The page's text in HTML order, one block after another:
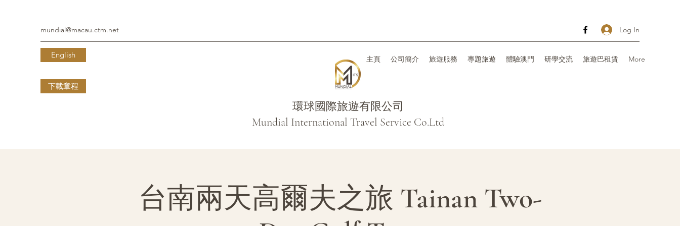
mundial@macau.ctm.net Log In
English
下載章程
主頁 公司簡介 旅遊服務 專題旅遊 體驗澳門 研學交流 旅遊巴租賃 More
環球國際旅遊有限公司
Mundial International Travel Service Co.Ltd
台南兩天高爾夫之旅 Tainan Two-